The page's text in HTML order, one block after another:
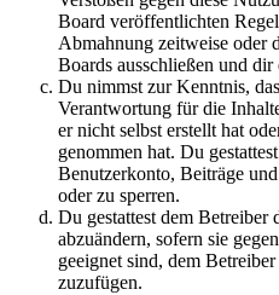
Board veröffentlichten
Abmahnung zeitweise oder
Boards ausschließen und
Du nimmst zur Kenntnis,
Verantwortung für die
er nicht selbst erstellt hat
genommen hat. Du
Benutzerkonto, Beiträge
oder zu sperren.
Du gestattest dem Betreiber
abzuändern, sofern sie
geeignet sind, dem
zuzufügen.